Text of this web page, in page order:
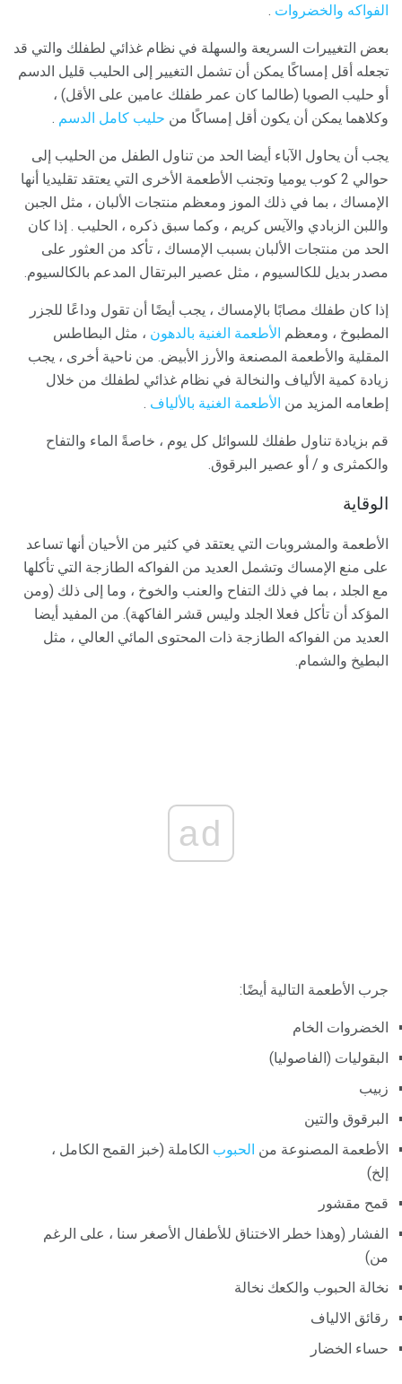
الفواكه والخضروات .
بعض التغييرات السريعة والسهلة في نظام غذائي لطفلك والتي قد
تجعله أقل إمساكًا يمكن أن تشمل التغيير إلى الحليب قليل الدسم
أو حليب الصويا (طالما كان عمر طفلك عامين على الأقل) ،
وكلاهما يمكن أن يكون أقل إمساكًا من حليب كامل الدسم .
يجب أن يحاول الآباء أيضا الحد من تناول الطفل من الحليب إلى
حوالي 2 كوب يوميا وتجنب الأطعمة الأخرى التي يعتقد تقليديا أنها
الإمساك ، بما في ذلك الموز ومعظم منتجات الألبان ، مثل الجبن
واللبن الزبادي والآيس كريم ، وكما سبق ذكره ، الحليب . إذا كان
الحد من منتجات الألبان بسبب الإمساك ، تأكد من العثور على
مصدر بديل للكالسيوم ، مثل عصير البرتقال المدعم بالكالسيوم.
إذا كان طفلك مصابًا بالإمساك ، يجب أيضًا أن تقول وداعًا للجزر
المطبوخ ، ومعظم الأطعمة الغنية بالدهون ، مثل البطاطس
المقلية والأطعمة المصنعة والأرز الأبيض. من ناحية أخرى ، يجب
زيادة كمية الألياف والنخالة في نظام غذائي لطفلك من خلال
إطعامه المزيد من الأطعمة الغنية بالألياف .
قم بزيادة تناول طفلك للسوائل كل يوم ، خاصةً الماء والتفاح
والكمثرى و / أو عصير البرقوق.
الوقاية
الأطعمة والمشروبات التي يعتقد في كثير من الأحيان أنها تساعد
على منع الإمساك وتشمل العديد من الفواكه الطازجة التي تأكلها
مع الجلد ، بما في ذلك التفاح والعنب والخوخ ، وما إلى ذلك (ومن
المؤكد أن تأكل فعلا الجلد وليس قشر الفاكهة). من المفيد أيضا
العديد من الفواكه الطازجة ذات المحتوى المائي العالي ، مثل
البطيخ والشمام.
ad
جرب الأطعمة التالية أيضًا:
الخضروات الخام
البقوليات (الفاصوليا)
زبيب
البرقوق والتين
الأطعمة المصنوعة من الحبوب الكاملة (خبز القمح الكامل ،
إلخ)
قمح مقشور
الفشار (وهذا خطر الاختناق للأطفال الأصغر سنا ، على الرغم
من)
نخالة الحبوب والكعك نخالة
رقائق الالياف
حساء الخضار